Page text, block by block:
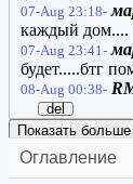
07-Aug 23:18-
каждый дом....
07-Aug 23:41-
будет.....бтг
08-Aug 00:38-
del
Показать больше
Оглавление